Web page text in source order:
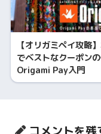
【オリガミペイ攻略
でベストなクーポン
Origami Pay入門